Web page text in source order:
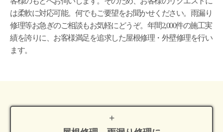
は柔軟に対応可能。何でもご要望をお聞かせください。雨漏り
修理等お急ぎのご相談もお気軽にどうぞ。年間2,000件の施工実
績を誇りに、お客様満足を追求した屋根修理・外壁修理を行い
ます。